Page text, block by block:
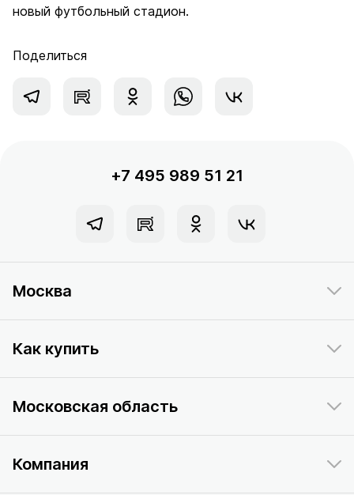
новый футбольный стадион.
Поделиться
+7 495 989 51 21
Москва
Как купить
Московская область
Компания